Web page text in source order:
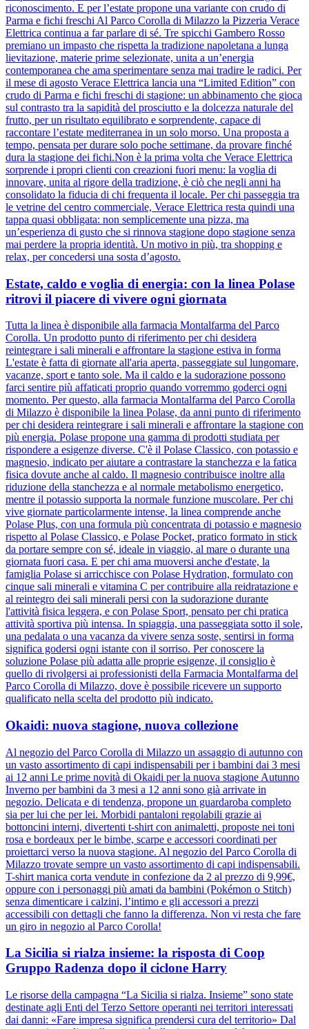
riconoscimento. E per l’estate propone una variante con crudo di
Parma e fichi freschi Al Parco Corolla di Milazzo la Pizzeria Verace
Elettrica continua a far parlare di sé. Tre spicchi Gambero Rosso
premiano un impasto che rispetta la tradizione napoletana a lunga
lievitazione, materie prime selezionate, unita a un’energia
contemporanea che ama sperimentare senza mai tradire le radici. Per
il mese di agosto Verace Elettrica lancia una “Limited Edition” con
crudo di Parma e fichi freschi di stagione: un abbinamento che gioca
sul contrasto tra la sapidità del prosciutto e la dolcezza naturale del
frutto, per un risultato equilibrato e sorprendente, capace di
raccontare l’estate mediterranea in un solo morso. Una proposta a
tempo, pensata per durare solo poche settimane, da provare finché
dura la stagione dei fichi.Non è la prima volta che Verace Elettrica
sorprende i propri clienti con creazioni fuori menu: la voglia di
innovare, unita al rigore della tradizione, è ciò che negli anni ha
consolidato la fiducia di chi frequenta il locale. Per chi passeggia tra
le vetrine del centro commerciale, Verace Elettrica resta quindi una
tappa quasi obbligata: non semplicemente una pizza, ma
un’esperienza di gusto che si rinnova stagione dopo stagione senza
mai perdere la propria identità. Un motivo in più, tra shopping e
relax, per concedersi una sosta d’agosto.
Estate, caldo e voglia di energia: con la linea Polase
ritrovi il piacere di vivere ogni giornata
Tutta la linea è disponibile alla farmacia Montalfarma del Parco
Corolla. Un prodotto punto di riferimento per chi desidera
reintegrare i sali minerali e affrontare la stagione estiva in forma
L'estate è fatta di giornate all'aria aperta, passeggiate sul lungomare,
vacanze, sport e tanto sole. Ma il caldo e la sudorazione possono
farci sentire più affaticati proprio quando vorremmo goderci ogni
momento. Per questo, alla farmacia Montalfarma del Parco Corolla
di Milazzo è disponibile la linea Polase, da anni punto di riferimento
per chi desidera reintegrare i sali minerali e affrontare la stagione con
più energia. Polase propone una gamma di prodotti studiata per
rispondere a esigenze diverse. C'è il Polase Classico, con potassio e
magnesio, indicato per aiutare a contrastare la stanchezza e la fatica
fisica dovute anche al caldo. Il magnesio contribuisce inoltre alla
riduzione della stanchezza e al normale metabolismo energetico,
mentre il potassio supporta la normale funzione muscolare. Per chi
vive giornate particolarmente intense, la linea comprende anche
Polase Plus, con una formula più concentrata di potassio e magnesio
rispetto al Polase Classico, e Polase Pocket, pratico formato in stick
da portare sempre con sé, ideale in viaggio, al mare o durante una
giornata fuori casa. E per chi ama muoversi anche d'estate, la
famiglia Polase si arricchisce con Polase Hydration, formulato con
cinque sali minerali e vitamina C per contribuire alla reidratazione e
al reintegro dei sali minerali persi con la sudorazione durante
l'attività fisica leggera, e con Polase Sport, pensato per chi pratica
attività sportiva più intensa. In spiaggia, una passeggiata sotto il sole,
una pedalata o una vacanza da vivere senza soste, sentirsi in forma
significa godersi ogni istante con il sorriso. Per conoscere la
soluzione Polase più adatta alle proprie esigenze, il consiglio è
quello di rivolgersi ai professionisti della Farmacia Montalfarma del
Parco Corolla di Milazzo, dove è possibile ricevere un supporto
qualificato nella scelta del prodotto più indicato.
Okaidi: nuova stagione, nuova collezione
Al negozio del Parco Corolla di Milazzo un assaggio di autunno con
un vasto assortimento di capi indispensabili per i bambini dai 3 mesi
ai 12 anni Le prime novità di Okaidi per la nuova stagione Autunno
Inverno per bambini da 3 mesi a 12 anni sono già arrivate in
negozio. Delicata e di tendenza, propone un guardaroba completo
sia per lui che per lei. Morbidi pantaloni regolabili grazie ai
bottoncini interni, divertenti t-shirt con animaletti, proposte nei toni
rosa e bordeaux per le bimbe, scarpe e accessori coordinati per
proiettarci verso la nuova stagione. Al negozio del Parco Corolla di
Milazzo trovate sempre un vasto assortimento di capi indispensabili.
T-shirt manica corta vendute in confezione da 2 al prezzo di 9,99€,
oppure con i personaggi più amati da bambini (Pokémon o Stitch)
senza dimenticare i calzini, l’intimo e gli accessori a prezzi
accessibili con dettagli che fanno la differenza. Non vi resta che fare
un giro in negozio al Parco Corolla!
La Sicilia si rialza insieme: la risposta di Coop
Gruppo Radenza dopo il ciclone Harry
Le risorse della campagna “La Sicilia si rialza. Insieme” sono state
destinate agli Enti del Terzo Settore operanti nei territori interessati
dai danni: «Fare impresa significa prendersi cura del territorio» Dal